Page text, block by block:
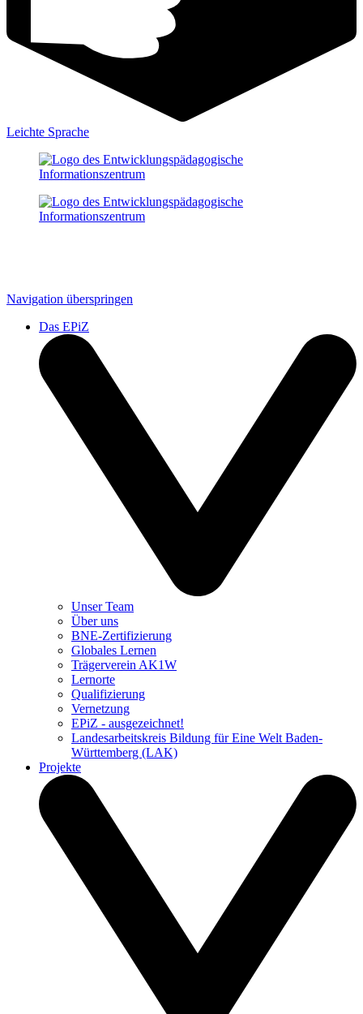
Leichte Sprache
Navigation überspringen
Das EPiZ
Unser Team
Über uns
BNE-Zertifizierung
Globales Lernen
Trägerverein AK1W
Lernorte
Qualifizierung
Vernetzung
EPiZ - ausgezeichnet!
Landesarbeitskreis Bildung für Eine Welt Baden-
Württemberg (LAK)
Projekte